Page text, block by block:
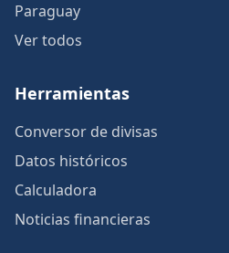
Paraguay
Ver todos
Herramientas
Conversor de divisas
Datos históricos
Calculadora
Noticias financieras